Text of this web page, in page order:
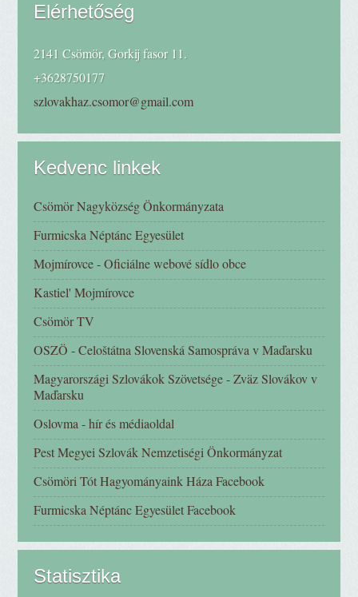
Elérhetőség
2141 Csömör, Gorkij fasor 11.
+3628750177
szlovakhaz.csomor@gmail.com
Kedvenc linkek
Csömör Nagyközség Önkormányzata
Furmicska Néptánc Egyesület
Mojmírovce - Oficiálne webové sídlo obce
Kastiel' Mojmírovce
Csömör TV
OSZÖ - Celoštátna Slovenská Samospráva v Maďarsku
Magyarországi Szlovákok Szövetsége - Zväz Slovákov v
Maďarsku
Oslovma - hír és médiaoldal
Pest Megyei Szlovák Nemzetiségi Önkormányzat
Csömöri Tót Hagyományaink Háza Facebook
Furmicska Néptánc Egyesület Facebook
Statisztika